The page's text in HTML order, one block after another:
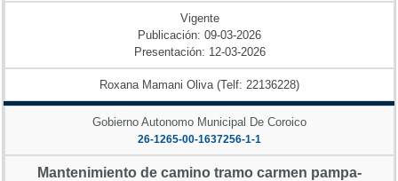
Vigente
Publicación: 09-03-2026
Presentación: 12-03-2026
Roxana Mamani Oliva (Telf: 22136228)
Gobierno Autonomo Municipal De Coroico
26-1265-00-1637256-1-1
Mantenimiento de camino tramo carmen pampa-